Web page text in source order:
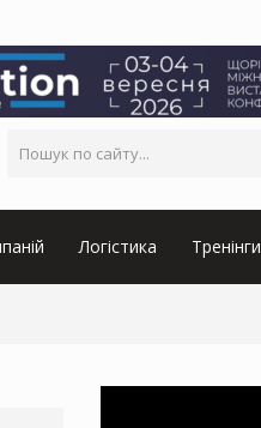
Логістика Тренінги